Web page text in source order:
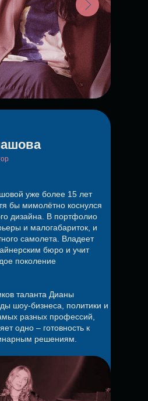
уже более 15 лет
бы мимолётно коснулся
дизайна. В портфолио
и малогабариток, и
самолета. Владеет
бюро и учит
поколение
таланта Дианы
шоу-бизнеса, политики и
разных профессий,
одно – готовность к
решениям.